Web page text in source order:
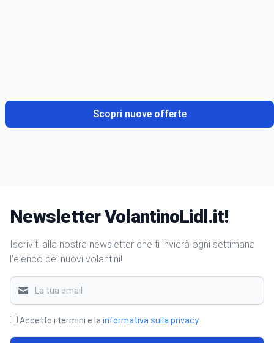
Scopri nuove offerte
Newsletter VolantinoLidl.it!
Iscriviti alla nostra newsletter che ti invierà ogni settimana
l'elenco dei nuovi volantini!
Accetto i termini e la informativa sulla privacy.